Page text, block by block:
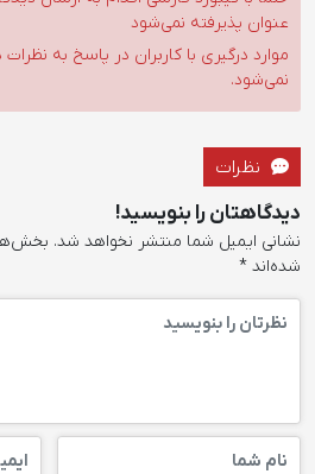
عنوان پذیرفته نمی‌شود
موارد درگیری با کاربران در پاسخ به نظرات
نمی‌شود.
نظرات
دیدگاهتان را بنویسید!
نشانی ایمیل شما منتشر نخواهد شد.
شده‌اند *